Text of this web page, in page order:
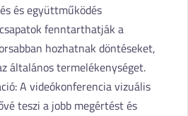
és együttműködés
fenntarthatják a
hozhatnak döntéseket,
általános termelékenységet.
A videókonferencia vizuális
teszi a jobb megértést és